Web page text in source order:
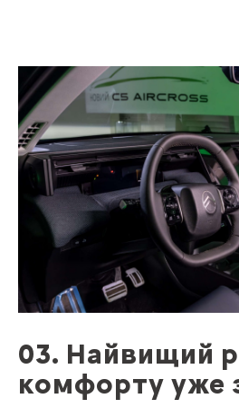
03. Найвищий
комфорту уже